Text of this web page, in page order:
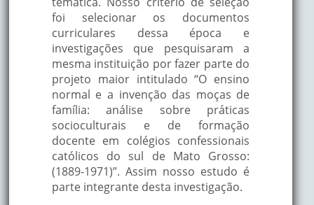
foi selecionar os documentos
curriculares dessa época e
investigações que pesquisaram a
mesma instituição por fazer parte do
projeto maior intitulado “O ensino
normal e a invenção das moças de
família: análise sobre práticas
socioculturais e de formação
docente em colégios confessionais
católicos do sul de Mato Grosso:
(1889-1971)”. Assim nosso estudo é
parte integrante desta investigação.